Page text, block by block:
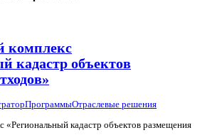
комплекс
кадастр объектов
ПрограммыОтраслевые решения
«Региональный кадастр объектов размещения